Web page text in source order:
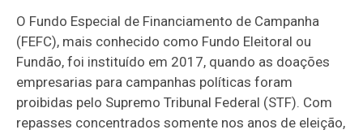
O Fundo Especial de Financiamento de Campanha
(FEFC), mais conhecido como Fundo Eleitoral ou
Fundão, foi instituído em 2017, quando as doações
empresarias para campanhas políticas foram
proibidas pelo Supremo Tribunal Federal (STF). Com
repasses concentrados somente nos anos de eleição,